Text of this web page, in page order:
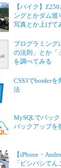
【バイク】
ングとかダム巡
写真とか上げて
プログラミング
の法則」とか
を調べてみる
CSS3でborder
法
MySQLでバック
バックアップを
【iPhone・
「ビシバシてん